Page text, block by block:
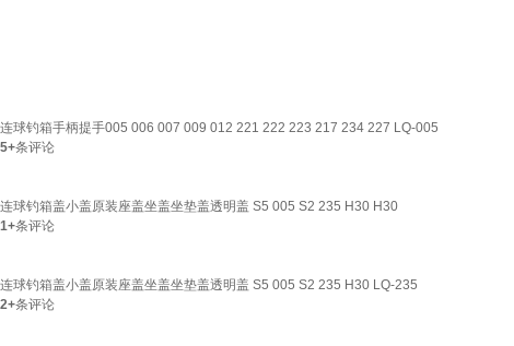
连球钓箱手柄提手005 006 007 009 012 221 222 223 217 234 227 LQ-005
5+条评论
连球钓箱盖小盖原装座盖坐盖坐垫盖透明盖 S5 005 S2 235 H30 H30
1+条评论
连球钓箱盖小盖原装座盖坐盖坐垫盖透明盖 S5 005 S2 235 H30 LQ-235
2+条评论